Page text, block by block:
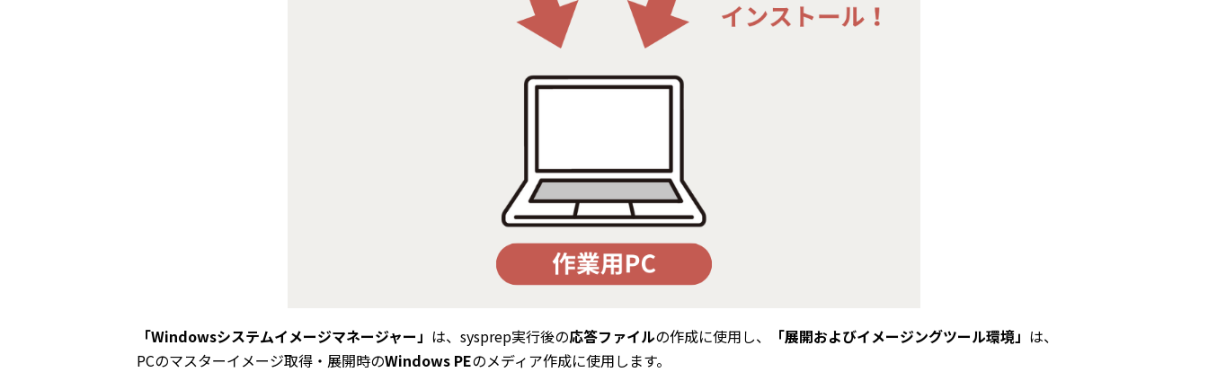
「Windowsシステムイメージマネージャー」 は、sysprep実行後の応答ファイルの作成に使用し、 「展開およびイメージングツール環境」 は、
PCのマスターイメージ取得・展開時のWindows PEのメディア作成に使用します。